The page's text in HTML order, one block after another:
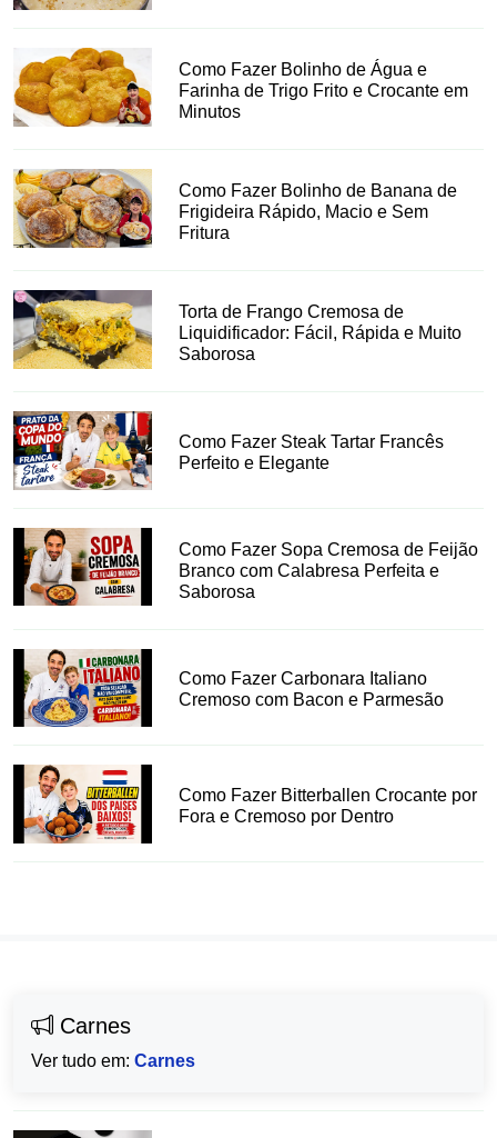
Como Fazer Bolinho de Água e
Farinha de Trigo Frito e Crocante em
Minutos
Como Fazer Bolinho de Banana de
Frigideira Rápido, Macio e Sem
Fritura
Torta de Frango Cremosa de
Liquidificador: Fácil, Rápida e Muito
Saborosa
Como Fazer Steak Tartar Francês
Perfeito e Elegante
Como Fazer Sopa Cremosa de Feijão
Branco com Calabresa Perfeita e
Saborosa
Como Fazer Carbonara Italiano
Cremoso com Bacon e Parmesão
Como Fazer Bitterballen Crocante por
Fora e Cremoso por Dentro
Carnes
Ver tudo em: Carnes